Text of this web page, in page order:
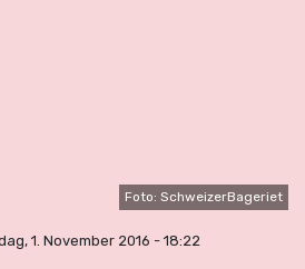
Foto: SchweizerBageriet
1. November 2016 - 18:22